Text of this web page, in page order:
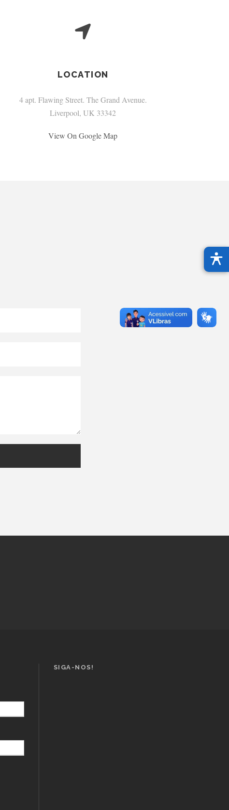
LOCATION
4 apt. Flawing Street. The Grand Avenue.
Liverpool, UK 33342
View On Google Map
SIGA-NOS!